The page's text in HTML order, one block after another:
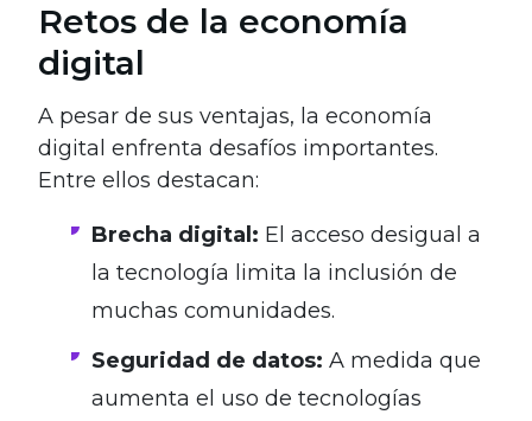
Retos de la economía
digital
A pesar de sus ventajas, la economía
digital enfrenta desafíos importantes.
Entre ellos destacan:
Brecha digital: El acceso desigual a
la tecnología limita la inclusión de
muchas comunidades.
Seguridad de datos: A medida que
aumenta el uso de tecnologías